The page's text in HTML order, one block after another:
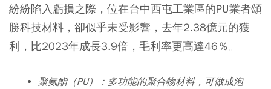
紛紛陷入虧損之際，位在台中西屯工業區的PU業者頌
勝科技材料，卻似乎未受影響，去年2.38億元的獲
利，比2023年成長3.9倍，毛利率更高達46％。
聚氨酯（PU）：多功能的聚合物材料，可做成泡